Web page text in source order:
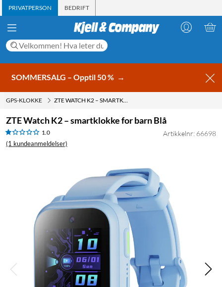
PRIVATPERSON BEDRIFT
SOMMERSALG – Opptil 50 % →
GPS-KLOKKE ZTE WATCH K2 – SMARTKLOKKE FOR BARN BLÅ
ZTE Watch K2 – smartklokke for barn Blå
1.0
(1 kundeanmeldelser)
Artikkelnr: 66698